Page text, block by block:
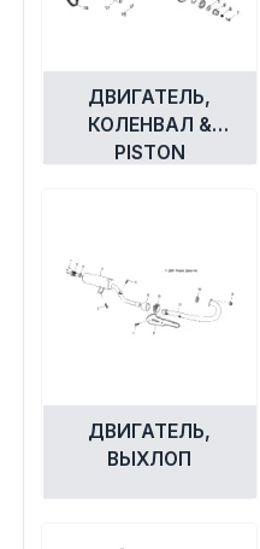
ДВИГАТЕЛЬ,
КОЛЕНВАЛ &
PISTON
ДВИГАТЕЛЬ,
ВЫХЛОП